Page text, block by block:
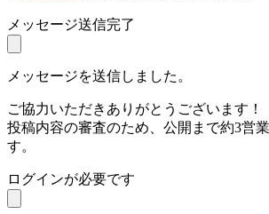
メッセージ送信完了
メッセージを送信しました。
ご協力いただきありがとうございます！
投稿内容の審査のため、公開まで約3営
す。
ログインが必要です